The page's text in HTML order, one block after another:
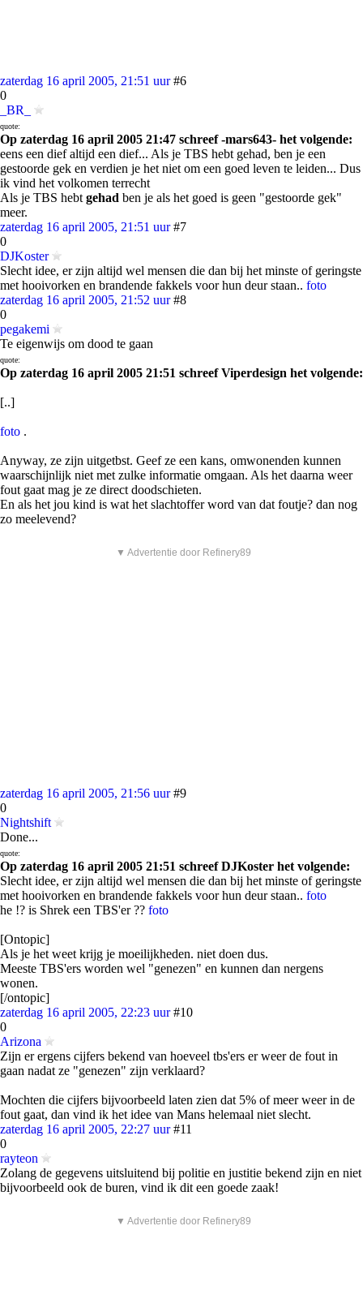
zaterdag 16 april 2005, 21:51 uur #6
0
_BR_
quote:
Op zaterdag 16 april 2005 21:47 schreef -mars643- het volgende:
eens een dief altijd een dief... Als je TBS hebt gehad, ben je een
gestoorde gek en verdien je het niet om een goed leven te leiden... Dus
ik vind het volkomen terrecht
Als je TBS hebt gehad ben je als het goed is geen "gestoorde gek"
meer.
zaterdag 16 april 2005, 21:51 uur #7
0
DJKoster
Slecht idee, er zijn altijd wel mensen die dan bij het minste of geringste
met hooivorken en brandende fakkels voor hun deur staan.. foto
zaterdag 16 april 2005, 21:52 uur #8
0
pegakemi
Te eigenwijs om dood te gaan
quote:
Op zaterdag 16 april 2005 21:51 schreef Viperdesign het volgende:
[..]
foto .
Anyway, ze zijn uitgetbst. Geef ze een kans, omwonenden kunnen
waarschijnlijk niet met zulke informatie omgaan. Als het daarna weer
fout gaat mag je ze direct doodschieten.
En als het jou kind is wat het slachtoffer word van dat foutje? dan nog
zo meelevend?
▼ Advertentie door Refinery89
zaterdag 16 april 2005, 21:56 uur #9
0
Nightshift
Done...
quote:
Op zaterdag 16 april 2005 21:51 schreef DJKoster het volgende:
Slecht idee, er zijn altijd wel mensen die dan bij het minste of geringste
met hooivorken en brandende fakkels voor hun deur staan.. foto
he !? is Shrek een TBS'er ?? foto
[Ontopic]
Als je het weet krijg je moeilijkheden. niet doen dus.
Meeste TBS'ers worden wel "genezen" en kunnen dan nergens
wonen.
[/ontopic]
zaterdag 16 april 2005, 22:23 uur #10
0
Arizona
Zijn er ergens cijfers bekend van hoeveel tbs'ers er weer de fout in
gaan nadat ze "genezen" zijn verklaard?
Mochten die cijfers bijvoorbeeld laten zien dat 5% of meer weer in de
fout gaat, dan vind ik het idee van Mans helemaal niet slecht.
zaterdag 16 april 2005, 22:27 uur #11
0
rayteon
Zolang de gegevens uitsluitend bij politie en justitie bekend zijn en niet
bijvoorbeeld ook de buren, vind ik dit een goede zaak!
▼ Advertentie door Refinery89